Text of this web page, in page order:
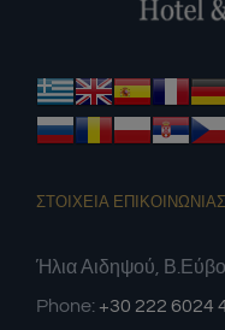
ΣΤΟΙΧΕΙΑ ΕΠΙΚΟΙΝΩΝΙΑΣ
Ήλια Αιδηψού,
Phone: +30 222 6024